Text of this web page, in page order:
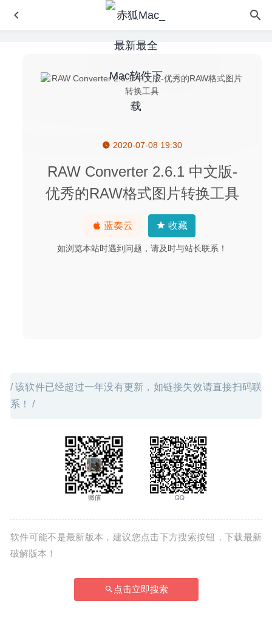
2020-07-08 19:30
RAW Converter 2.6.1 中文版-
优秀的RAW格式图片转换工具
蓝奏云 收藏
如浏览本站时遇到问题，请及时与站长联系！
/ 该软件已经超过一年没有更新，如链接失效请直接扫码联
系！ /
软件可能不是最新版本，建议您点击下方搜索按钮，下载最新
破解版本！
点击立即搜索
Notability 4.2.1 for Mac中文版-功能强大的备注记录工具
iVI Video Converter 4.754 – 视频格式转换工具 2023-08-01
Tuxera NTFS 2019 – 优秀的Mac读写NTFS磁盘工具
MacBooster 8 Pro 8.3.0 中文版-专业的MAC清理优化工具
2026-05-13